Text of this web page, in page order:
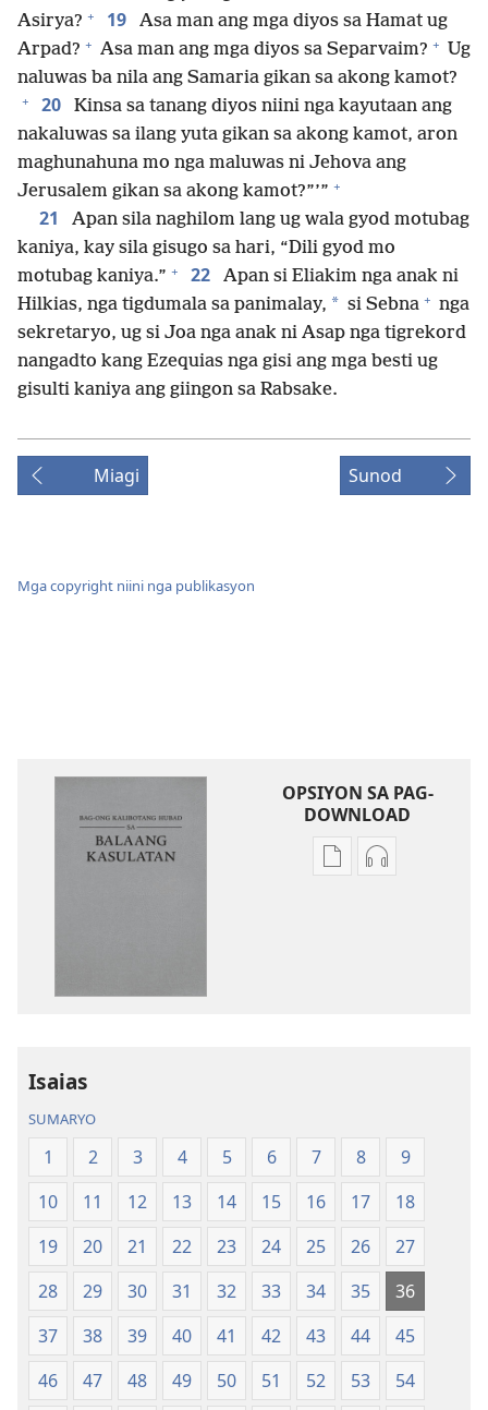
Asirya? + 19
Asa man ang mga diyos sa Hamat ug
Arpad? + Asa man ang mga diyos sa Separvaim? + Ug
naluwas ba nila ang Samaria gikan sa akong kamot?
+ 20
Kinsa sa tanang diyos niini nga kayutaan ang
nakaluwas sa ilang yuta gikan sa akong kamot, aron
maghunahuna mo nga maluwas ni Jehova ang
Jerusalem gikan sa akong kamot?”’” +
21
Apan sila naghilom lang ug wala gyod motubag
kaniya, kay sila gisugo sa hari, “Dili gyod mo
motubag kaniya.” + 22
Apan si Eliakim nga anak ni
Hilkias, nga tigdumala sa panimalay, * si Sebna + nga
sekretaryo, ug si Joa nga anak ni Asap nga tigrekord
nangadto kang Ezequias nga gisi ang mga besti ug
gisulti kaniya ang giingon sa Rabsake.
Miagi Sunod
Mga copyright niini nga publikasyon
OPSIYON SA PAG-
DOWNLOAD
Opsiyon
Balaang
Kasulatan
(Gihubad
Gikan
sa
2013
nga
Rebisadong
Edisyon
Opsiyon
Balaang
Kasulatan
(Gihubad
Gikan
sa
2013
nga
Rebisadong
Edisyon
Isaias
SUMARYO
1 2 3 4 5 6 7 8
9
10
11 12 13 14 15 16 17
18
19
20 21 22 23 24 25 26
27
28
29 30 31 32 33 34 35
36
37
38 39 40 41 42 43 44
45
46
47 48 49 50 51 52 53
54